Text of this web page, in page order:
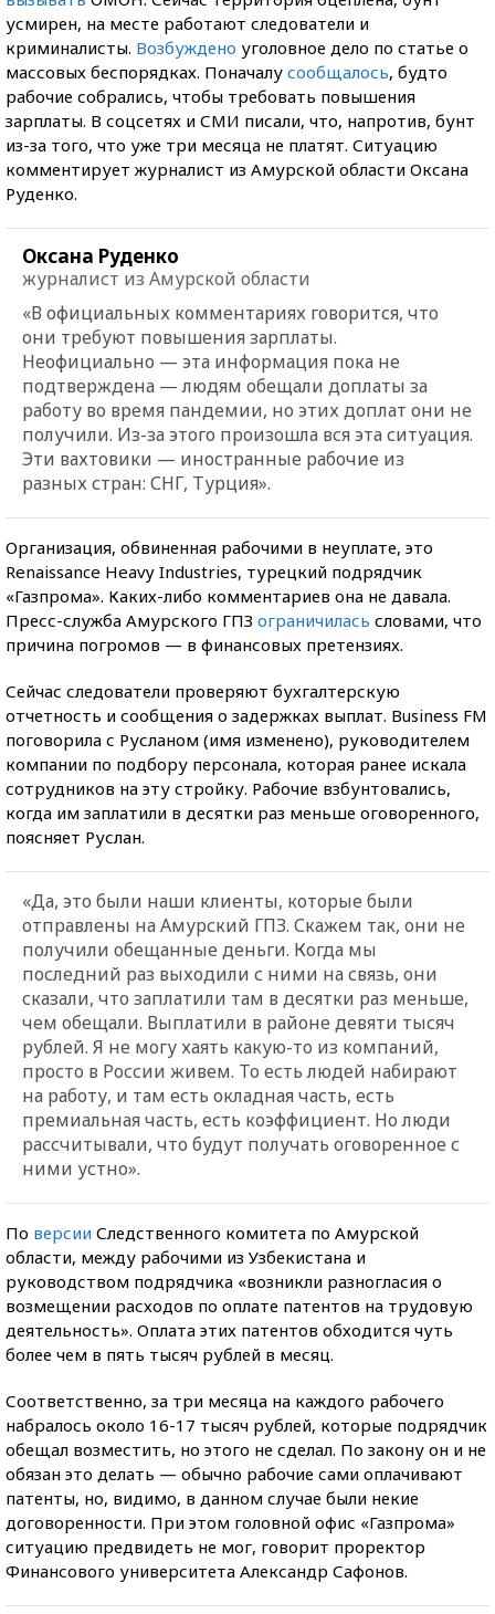
усмирен, на месте работают следователи и
криминалисты. Возбуждено уголовное дело по статье о
массовых беспорядках. Поначалу сообщалось, будто
рабочие собрались, чтобы требовать повышения
зарплаты. В соцсетях и СМИ писали, что, напротив, бунт
из-за того, что уже три месяца не платят. Ситуацию
комментирует журналист из Амурской области Оксана
Руденко.
Оксана Руденко
журналист из Амурской области
«В официальных комментариях говорится, что
они требуют повышения зарплаты.
Неофициально — эта информация пока не
подтверждена — людям обещали доплаты за
работу во время пандемии, но этих доплат они не
получили. Из-за этого произошла вся эта ситуация.
Эти вахтовики — иностранные рабочие из
разных стран: СНГ, Турция».
Организация, обвиненная рабочими в неуплате, это
Renaissance Heavy Industries, турецкий подрядчик
«Газпрома». Каких-либо комментариев она не давала.
Пресс-служба Амурского ГПЗ ограничилась словами, что
причина погромов — в финансовых претензиях.
Сейчас следователи проверяют бухгалтерскую
отчетность и сообщения о задержках выплат. Business FM
поговорила с Русланом (имя изменено), руководителем
компании по подбору персонала, которая ранее искала
сотрудников на эту стройку. Рабочие взбунтовались,
когда им заплатили в десятки раз меньше оговоренного,
поясняет Руслан.
«Да, это были наши клиенты, которые были
отправлены на Амурский ГПЗ. Скажем так, они не
получили обещанные деньги. Когда мы
последний раз выходили с ними на связь, они
сказали, что заплатили там в десятки раз меньше,
чем обещали. Выплатили в районе девяти тысяч
рублей. Я не могу хаять какую-то из компаний,
просто в России живем. То есть людей набирают
на работу, и там есть окладная часть, есть
премиальная часть, есть коэффициент. Но люди
рассчитывали, что будут получать оговоренное с
ними устно».
По версии Следственного комитета по Амурской
области, между рабочими из Узбекистана и
руководством подрядчика «возникли разногласия о
возмещении расходов по оплате патентов на трудовую
деятельность». Оплата этих патентов обходится чуть
более чем в пять тысяч рублей в месяц.
Соответственно, за три месяца на каждого рабочего
набралось около 16-17 тысяч рублей, которые подрядчик
обещал возместить, но этого не сделал. По закону он и не
обязан это делать — обычно рабочие сами оплачивают
патенты, но, видимо, в данном случае были некие
договоренности. При этом головной офис «Газпрома»
ситуацию предвидеть не мог, говорит проректор
Финансового университета Александр Сафонов.